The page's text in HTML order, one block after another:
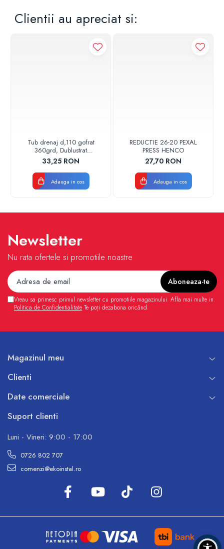
Clientii au apreciat si:
Tub drenaj d,110 gofrat
360grd, Dublustrat
verde/negru 110152 Drainkit
33,25 RON
Adauga in cos
REDUCTIE 26-20 PEXAL
PRESS HENCO
27,70 RON
Adauga in cos
Newsletter
Nu rata ofertele si promotiile noastre
Vreau sa primesc primul newsletter cu promotiile magazinului. Afla mai multe in
Politica de Confidentialitate Te poți dezabona oricând.
Magazinul meu
Clienti
Date comerciale
Suport clienti
Luni - Vineri: 9:00 - 17:00
0726 802 707
comenzi@ekoinstal.ro